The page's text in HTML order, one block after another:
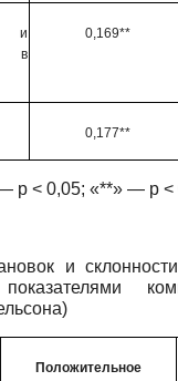
и
в
0,169**
0,177**
р < 0,05; «**» — р <
и
Положительное